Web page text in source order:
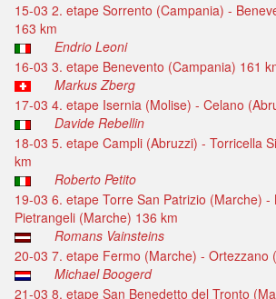
15-03 2. etape Sorrento (Campania) -
163 km
Endrio Leoni
16-03 3. etape Benevento (Campania) 161
Markus Zberg
17-03 4. etape Isernia (Molise) - Celano
Davide Rebellin
18-03 5. etape Campli (Abruzzi) - Torricella
km
Roberto Petito
19-03 6. etape Torre San Patrizio (Marche) -
Pietrangeli (Marche) 136 km
Romans Vainsteins
20-03 7. etape Fermo (Marche) - Ortezzano
Michael Boogerd
21-03 8. etape San Benedetto del Tronto